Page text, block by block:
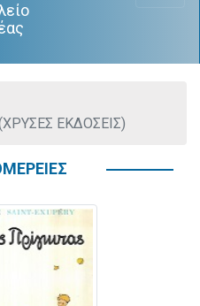
ΕΚΔΟΣΕΙΣ)